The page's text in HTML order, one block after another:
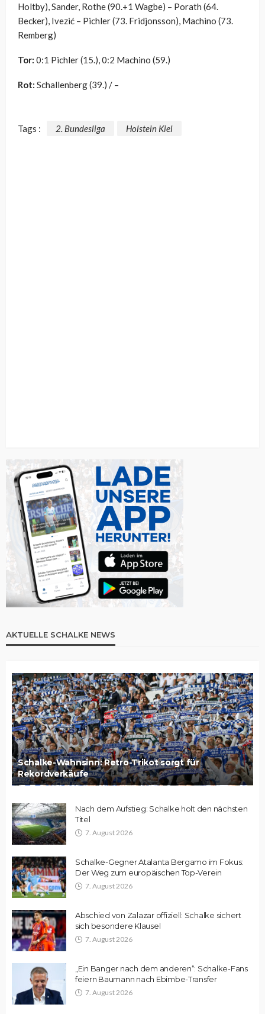
Holtby), Sander, Rothe (90.+1 Wagbe) – Porath (64.
Becker), Ivezić – Pichler (73. Fridjonsson), Machino (73.
Remberg)
Tor: 0:1 Pichler (15.), 0:2 Machino (59.)
Rot: Schallenberg (39.) / –
Tags : 2. Bundesliga Holstein Kiel
AKTUELLE SCHALKE NEWS
Schalke-Wahnsinn: Retro-Trikot sorgt für
Rekordverkäufe
Nach dem Aufstieg: Schalke holt den nächsten
Titel
7. August 2026
Schalke-Gegner Atalanta Bergamo im Fokus:
Der Weg zum europäischen Top-Verein
7. August 2026
Abschied von Zalazar offiziell: Schalke sichert
sich besondere Klausel
7. August 2026
„Ein Banger nach dem anderen“: Schalke-Fans
feiern Baumann nach Ebimbe-Transfer
7. August 2026